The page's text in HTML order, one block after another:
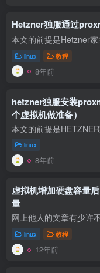
Hetzner独服通过
linux 教程
8年前
hetzner独服安装
个虚拟机做准备）
linux
8年前
虚拟机增加硬盘容量
量
linux 教程
12年前